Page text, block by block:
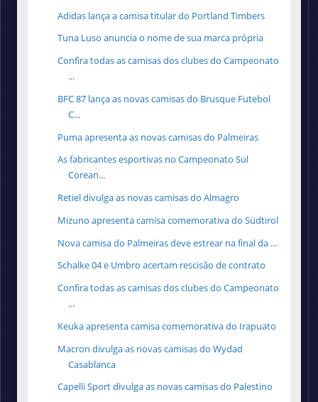
Adidas lança a camisa titular do Portland Timbers
Tuna Luso anuncia o nome de sua marca própria
Confira todas as camisas dos clubes do Campeonato
...
BFC 87 lança as novas camisas do Brusque Futebol
C...
Puma apresenta as novas camisas do Palmeiras
As fabricantes esportivas no Campeonato Sul
Corean...
Retiel divulga as novas camisas do Almagro
Mizuno apresenta camisa comemorativa do Südtirol
Nova camisa do Palmeiras deve estrear na final da ...
Schalke 04 e Umbro acertam rescisão de contrato
Confira todas as camisas dos clubes do Campeonato
...
Keuka apresenta camisa comemorativa do Irapuato
Macron divulga as novas camisas do Wydad
Casablanca
Capelli Sport divulga as novas camisas do Palestino